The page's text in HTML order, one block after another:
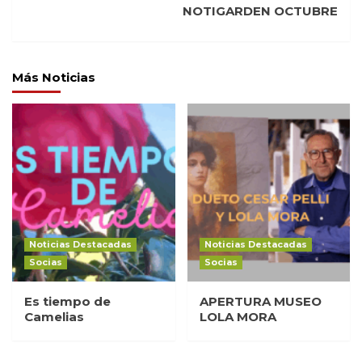
NOTIGARDEN OCTUBRE
Más Noticias
Noticias Destacadas
Socias
Es tiempo de
Camelias
Noticias Destacadas
Socias
APERTURA MUSEO
LOLA MORA